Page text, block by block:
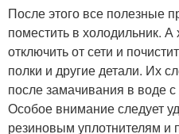
После этого все полезные
поместить в холодильник.
отключить от сети и
полки и другие детали. Их
после замачивания в
Особое внимание следует
резиновым уплотнителям и